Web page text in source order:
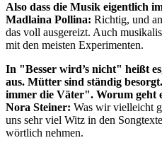
Also dass die Musik eigentlich
Madlaina Pollina: Richtig, und
das voll ausgereizt. Auch
mit den meisten Experimenten.
In "Besser wird’s nicht" heißt
aus. Mütter sind ständig
immer die Väter". Worum geht
Nora Steiner: Was wir vielleicht
uns sehr viel Witz in den
wörtlich nehmen.